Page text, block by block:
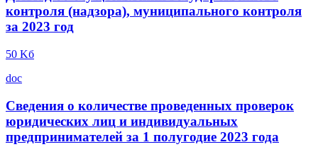
контроля (надзора), муниципального контроля
за 2023 год
50 Kб
doc
Сведения о количестве проведенных проверок
юридических лиц и индивидуальных
предпринимателей за 1 полугодие 2023 года